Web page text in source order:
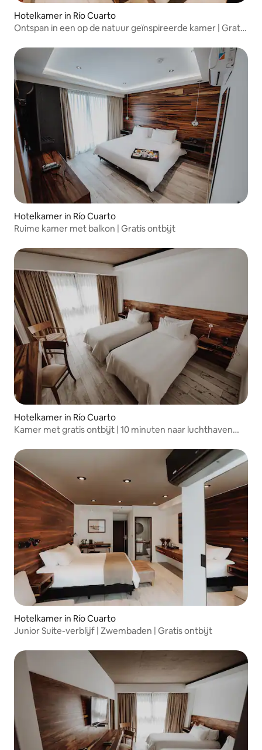
Hotelkamer in Río Cuarto
Ontspan in een op de natuur geïnspireerde kamer | Gratis
Hotelkamer in Río Cuarto
Ruime kamer met balkon | Gratis ontbijt
Hotelkamer in Río Cuarto
Kamer met gratis ontbijt | 10 minuten naar luchthaven
Hotelkamer in Río Cuarto
Junior Suite-verblijf | Zwembaden | Gratis ontbijt